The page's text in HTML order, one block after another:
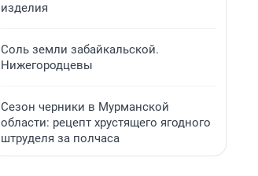
изделия
Соль земли забайкальской.
Нижегородцевы
Сезон черники в Мурманской
области: рецепт хрустящего ягодного
штруделя за полчаса